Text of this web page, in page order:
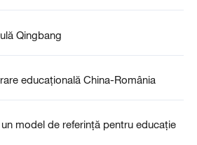
Qingbang
educațională China-România
model de referință pentru educație